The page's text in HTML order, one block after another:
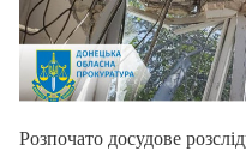
Розпочато досудове